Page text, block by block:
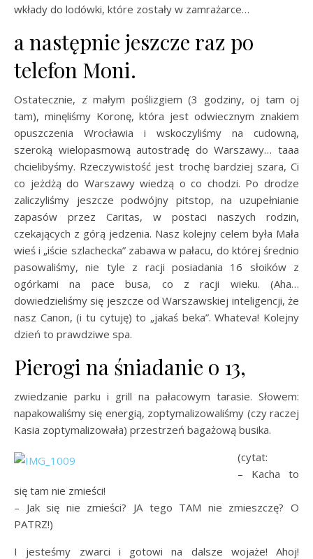
wkłady do lodówki, które zostały w zamrażarce…
a następnie jeszcze raz po
telefon Moni.
Ostatecznie, z małym poślizgiem (3 godziny, oj tam oj
tam), minęliśmy Koronę, która jest odwiecznym znakiem
opuszczenia Wrocławia i wskoczyliśmy na cudowną,
szeroką wielopasmową autostradę do Warszawy… taaa
chcielibyśmy. Rzeczywistość jest trochę bardziej szara, Ci
co jeżdżą do Warszawy wiedzą o co chodzi. Po drodze
zaliczyliśmy jeszcze podwójny pitstop, na uzupełnianie
zapasów przez Caritas, w postaci naszych rodzin,
czekających z górą jedzenia. Nasz kolejny celem była Mała
wieś i „iście szlachecka” zabawa w pałacu, do której średnio
pasowaliśmy, nie tyle z racji posiadania 16 słoików z
ogórkami na pace busa, co z racji wieku. (Aha…
dowiedzieliśmy się jeszcze od Warszawskiej inteligencji, że
nasz Canon, (i tu cytuję) to „jakaś beka”. Whateva! Kolejny
dzień to prawdziwe spa.
Pierogi na śniadanie o 13,
zwiedzanie parku i grill na pałacowym tarasie. Słowem:
napakowaliśmy się energią, zoptymalizowaliśmy (czy raczej
Kasia zoptymalizowała) przestrzeń bagażową busika.
(cytat:
– Kacha to
się tam nie zmieści!
– Jak się nie zmieści? JA tego TAM nie zmieszczę? O
PATRZ!)
I jesteśmy zwarci i gotowi na dalsze wojaże! Ahoj!